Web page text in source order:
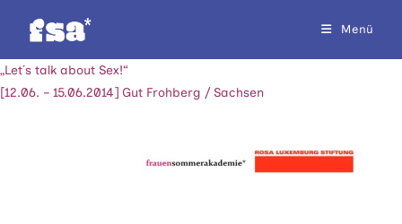
Inhalt
Menü
„Let´s talk about Sex!“
[12.06. – 15.06.2014] Gut Frohberg / Sachsen